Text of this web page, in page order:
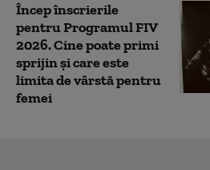
Încep înscrierile
pentru Programul FIV
2026. Cine poate primi
sprijin și care este
limita de vârstă pentru
femei